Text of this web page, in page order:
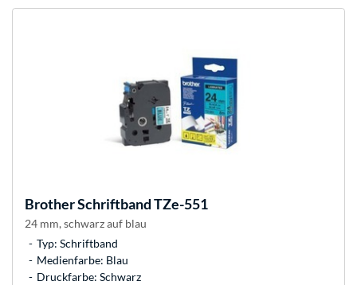
BrotherSchriftband TZe-551
24 mm, schwarz auf blau
Typ: Schriftband
Medienfarbe: Blau
Druckfarbe: Schwarz